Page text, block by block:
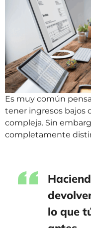
Es muy común
tener ingresos bajos
compleja. Sin
completamente
lo que